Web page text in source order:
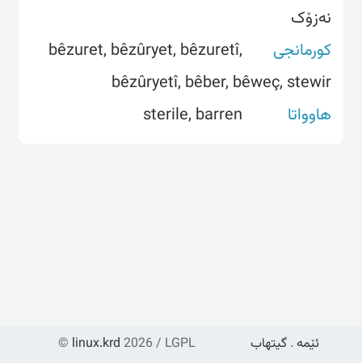
نەزۆک
کورمانجی
bêzuret, bêzûryet, bêzuretî,
bêzûryetî, bêber, bêweç, stewir
هاوواتا
sterile, barren
© linux.krd 2026 / LGPL ئێمە . گیتهاب